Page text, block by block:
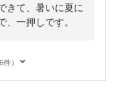
きて、暑いに夏に
一押しです。
）